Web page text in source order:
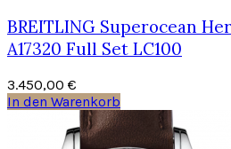
BREITLING Superocean
A17320 Full Set LC100
3.450,00 €
In den Warenkorb